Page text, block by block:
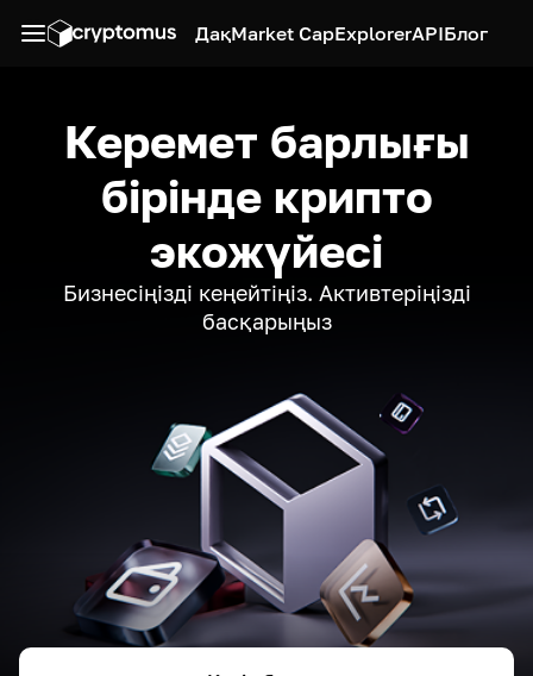
ДақMarket CapExplorerAPIБлог
Керемет барлығы
бірінде крипто
экожүйесі
Бизнесіңізді кеңейтіңіз. Активтеріңізді
басқарыңыз